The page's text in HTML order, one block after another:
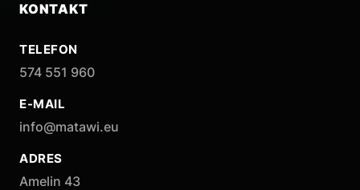
KONTAKT
TELEFON
574 551 960
E-MAIL
info@matawi.eu
ADRES
Amelin 43